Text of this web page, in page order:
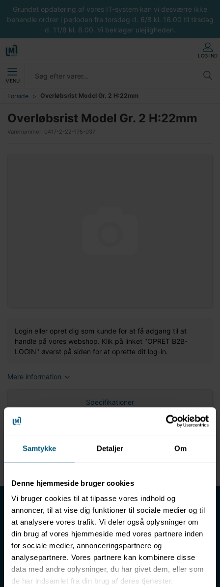
Samtykke Detaljer Om
Denne hjemmeside bruger cookies
Vi bruger cookies til at tilpasse vores indhold og
annoncer, til at vise dig funktioner til sociale medier og til
at analysere vores trafik. Vi deler også oplysninger om
din brug af vores hjemmeside med vores partnere inden
for sociale medier, annonceringspartnere og
analysepartnere. Vores partnere kan kombinere disse
data med andre oplysninger, du har givet dem, eller som
de har indsamlet fra din brug af deres tjenester.
Grundet opdatering af vores IT-system kan vi desværre ikke
behandle ordrer i perioden fra torsdag d. 6/8 kl. 16.00 til tirsdag
d. 11/8 kl. 8.00. Vi beklager ulejligheden.
LOG IND
MENU
Forside Overløbsrist Model Gr. 2 H:22mm
Overløbsrist Model Gr. 2 H:22mm
Varenummer: 0417-2-22-175-037
Login eller opret dig som kunde for at få adgang til at
handle på vores webshop. Klik på linket "OPRET B2B-
LOGIN" øverst på siden for at oprette dit log-in.
Mere information
Specifikationer
Enhed
LML SPORT - Alt til vand
LML SPORT er en engrosforhandler af alt til vand. Vores
sortiment omfatter f.eks. badetøj, svømmeudstyr, udstyr til
vandleg og vandsport, vandbehandling og teknik samt inventar
til vådrum, sauna & spa. Vores kunder er bl.a. svømmehaller,
badelande, friluftsbade, campingpladser, feriecentre,
idrætshaller og skoler. Vælg os som din leverandør, fordi vi har
over 50 års erfaring i branchen og tilbyder den højeste